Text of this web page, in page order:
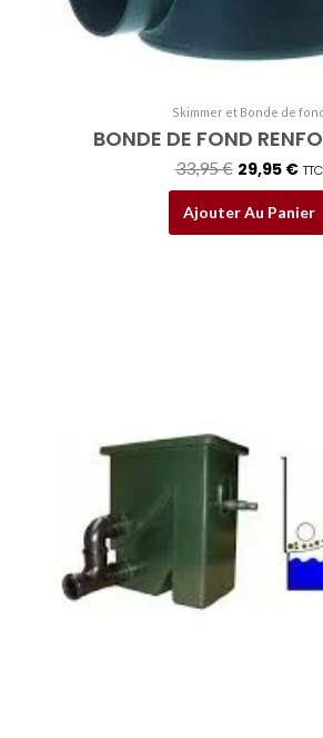
Skimmer et Bonde de fond
BONDE DE FOND
33,95€ 29,95 € TTC
Ajouter Au Panier